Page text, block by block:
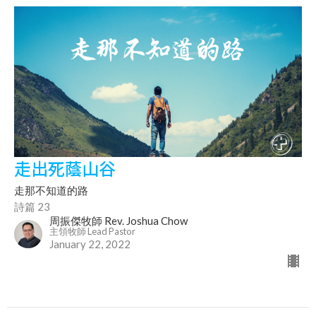
走出死蔭山谷
走那不知道的路
詩篇 23
周振傑牧師 Rev. Joshua Chow
主領牧師 Lead Pastor
January 22, 2022